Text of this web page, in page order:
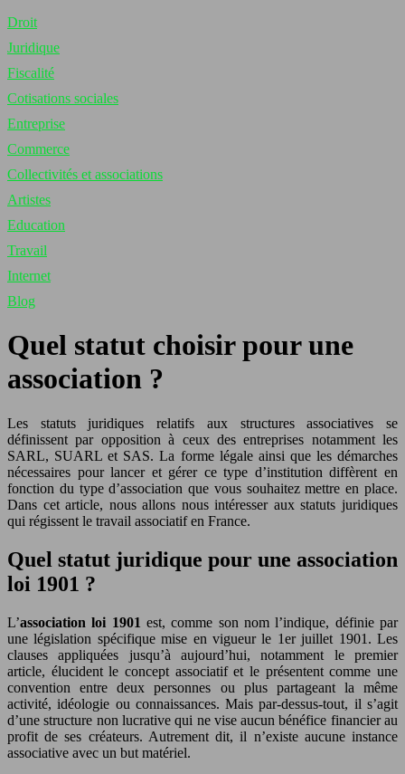
Droit
Juridique
Fiscalité
Cotisations sociales
Entreprise
Commerce
Collectivités et associations
Artistes
Education
Travail
Internet
Blog
Quel statut choisir pour une
association ?
Les statuts juridiques relatifs aux structures associatives se
définissent par opposition à ceux des entreprises notamment les
SARL, SUARL et SAS. La forme légale ainsi que les démarches
nécessaires pour lancer et gérer ce type d’institution diffèrent en
fonction du type d’association que vous souhaitez mettre en place.
Dans cet article, nous allons nous intéresser aux statuts juridiques
qui régissent le travail associatif en France.
Quel statut juridique pour une association
loi 1901 ?
L’association loi 1901 est, comme son nom l’indique, définie par
une législation spécifique mise en vigueur le 1er juillet 1901. Les
clauses appliquées jusqu’à aujourd’hui, notamment le premier
article, élucident le concept associatif et le présentent comme une
convention entre deux personnes ou plus partageant la même
activité, idéologie ou connaissances. Mais par-dessus-tout, il s’agit
d’une structure non lucrative qui ne vise aucun bénéfice financier au
profit de ses créateurs. Autrement dit, il n’existe aucune instance
associative avec un but matériel.